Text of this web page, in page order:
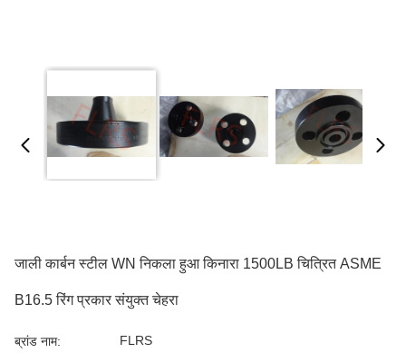
जाली कार्बन स्टील WN निकला हुआ किनारा 1500LB चित्रित ASME
B16.5 रिंग प्रकार संयुक्त चेहरा
ब्रांड नाम: FLRS